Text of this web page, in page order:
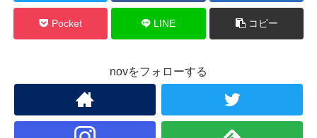
Pocket LINE コピー
novをフォローする